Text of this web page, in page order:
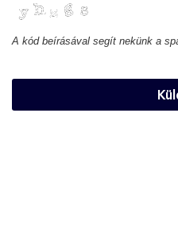
A kód beírásával segít nekünk a
Phone